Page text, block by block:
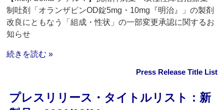
制吐剤「オランザピンOD錠5mg・10mg『明治』」の製剤
改良にともなう「組成・性状」の一部変更承認に関するお
知らせ
続きを読む »
Press Release Title List
プレスリリース・タイトルリスト：新